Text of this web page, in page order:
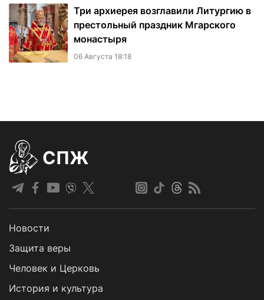
Три архиерея возглавили Литургию в
престольный праздник Мгарского
монастыря
06 Августа 18:18
СПЖ
Новости
Защита веры
Человек и Церковь
История и культура